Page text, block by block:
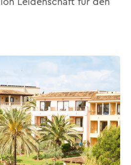
Leidenschaft für den